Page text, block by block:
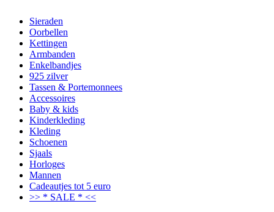
Sieraden
Oorbellen
Kettingen
Armbanden
Enkelbandjes
925 zilver
Tassen & Portemonnees
Accessoires
Baby & kids
Kinderkleding
Kleding
Schoenen
Sjaals
Horloges
Mannen
Cadeautjes tot 5 euro
>> * SALE * <<